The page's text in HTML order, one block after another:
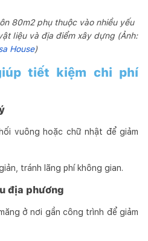
80m2 phụ thuộc vào nhiều yếu
liệu và địa điểm xây dựng (Ảnh:
House)
tiết kiệm chi phí
vuông hoặc chữ nhật để giảm
tránh lãng phí không gian.
địa phương
ở nơi gần công trình để giảm